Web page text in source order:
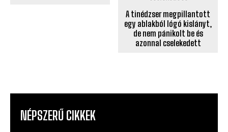
A tinédzser megpillantott
egy ablakból lógó kislányt,
de nem pánikolt be és
azonnal cselekedett
NÉPSZERŰ CIKKEK